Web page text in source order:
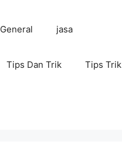
General jasa
Tips Dan Trik Tips Trik